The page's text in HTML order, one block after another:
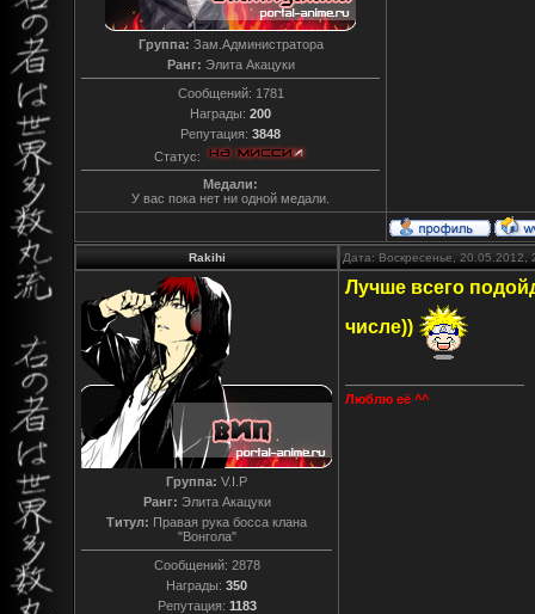
Группа: Зам.Администратора
Ранг: Элита Акацуки
Сообщений: 1781
Награды: 200
Репутация: 3848
Статус:
Медали:
У вас пока нет ни одной медали.
Rakihi Дата: Воскресенье,
Группа: V.I.P
Ранг: Элита Акацуки
Титул: Правая рука босса клана
"Вонгола"
Сообщений: 2878
Награды: 350
Репутация: 1183
Лучше всего
числе))
Люблю её ^^